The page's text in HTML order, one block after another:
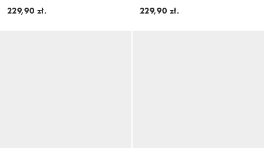
oliwkowym
229,90 zł.
229,90 zł.